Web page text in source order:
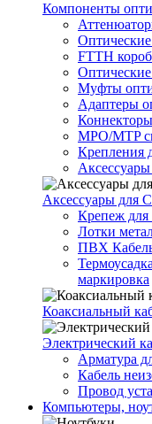
Компоненты
FTTH
Муфты
Адаптеры
MPO/MTP
Крепления
Аксессуары для
Крепеж для
Лотки
ПВХ
маркировка
Коаксиальный
Электрический
Арматура
Кабель
Провод
Компьютеры,